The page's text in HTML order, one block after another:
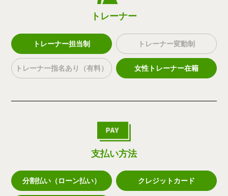
トレーナー
トレーナー担当制 トレーナー変動制
トレーナー指名あり（有料） 女性トレーナー在籍
支払い方法
分割払い（ローン払い） クレジットカード